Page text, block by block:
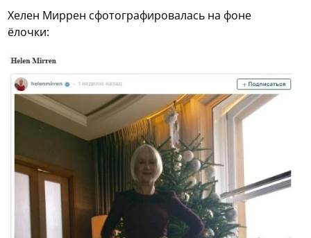
Хелен Миррен сфотографировалась на фоне
ёлочки: